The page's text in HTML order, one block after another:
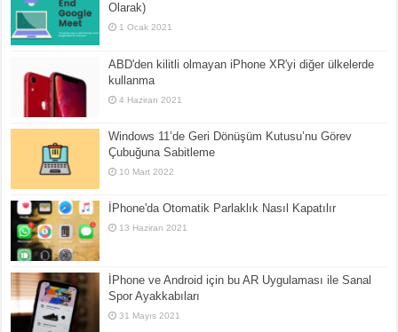
Olarak)
1 Ocak 2021
ABD'den kilitli olmayan iPhone XR'yi diğer ülkelerde
kullanma
4 Haziran 2021
Windows 11’de Geri Dönüşüm Kutusu’nu Görev
Çubuğuna Sabitleme
10 Mart 2022
İPhone'da Otomatik Parlaklık Nasıl Kapatılır
13 Haziran 2021
İPhone ve Android için bu AR Uygulaması ile Sanal
Spor Ayakkabıları
31 Mayıs 2021